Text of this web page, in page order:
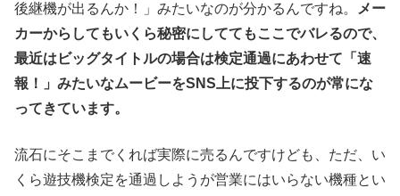
後継機が出るんか！」みたいなのが分かるんですね。
メー
カーからしてもいくら秘密にしててもここでバレるので、
最近はビッグタイトルの場合は検定通過にあわせて「速
報！」みたいなムービーをSNS上に投下するのが常にな
ってきています。
流石にそこまでくれば実際に売るんですけども、ただ、い
くら遊技機検定を通過しようが営業にはいらない機種とい